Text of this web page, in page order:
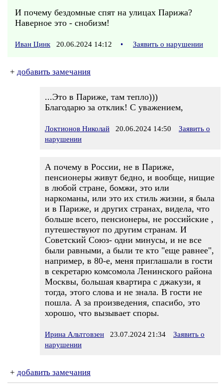
И почему бездомные спят на улицах Парижа?
Наверное это - снобизм!
Иван Цинк 20.06.2024 14:12 • Заявить о нарушении
+ добавить замечания
...Это в Париже, там тепло)))
Благодарю за отклик! С уважением,
Локтионов Николай 20.06.2024 14:50
Заявить о
нарушении
А почему в России, не в Париже,
пенсионеры живут бедно, и вообще, нищие
в любой стране, бомжи, это или
наркоманы, или это их стиль жизни, я была
и в Париже, и других странах, видела, что
больше всего, пенсионеры, не российские ,
путешествуют по другим странам. И
Советский Союз- одни минусы, и не все
были равными, а были те кто "еще равнее",
например, в 80-е, меня приглашали в гости
в секретарю комсомола Ленинского района
Москвы, большая квартира с джакузи, я
тогда, этого слова и не знала. В гости не
пошла. А за произведения, спасибо, это
хорошо, что вызывает споры.
Ирина Альтговзен 23.07.2024 21:34
Заявить о
нарушении
+ добавить замечания